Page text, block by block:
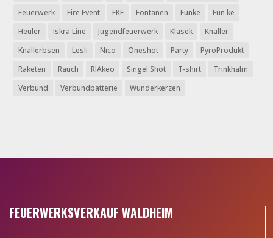
Feuerwerk
Fire Event FKF Fontänen Funke
Fun ke
Heuler
Iskra Line Jugendfeuerwerk Klasek
Knaller
Knallerbsen
Lesli Nico Oneshot Party
PyroProdukt
Raketen
Rauch RIAkeo Singel Shot T-shirt
Trinkhalm
Verbund
Verbundbatterie Wunderkerzen
FEUERWERKSVERKAUF WALDHEIM